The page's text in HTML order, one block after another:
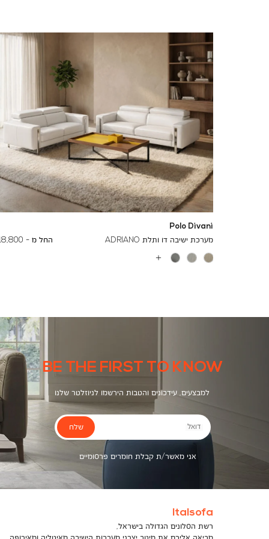
Polo Divani
מערכת ישיבה דו ותלת ADRIANO
החל מ - ₪ To
24,500 ₪
BE THE FIRST TO KNOW
למבצעים, עידכונים והטבות הירשמו לניוזלטר שלנו
דואל
אני מאשר/ת קבלת חומרים פרסומיים
שלח
Italsofa
רשת הסלונים הגדולה בישראל,